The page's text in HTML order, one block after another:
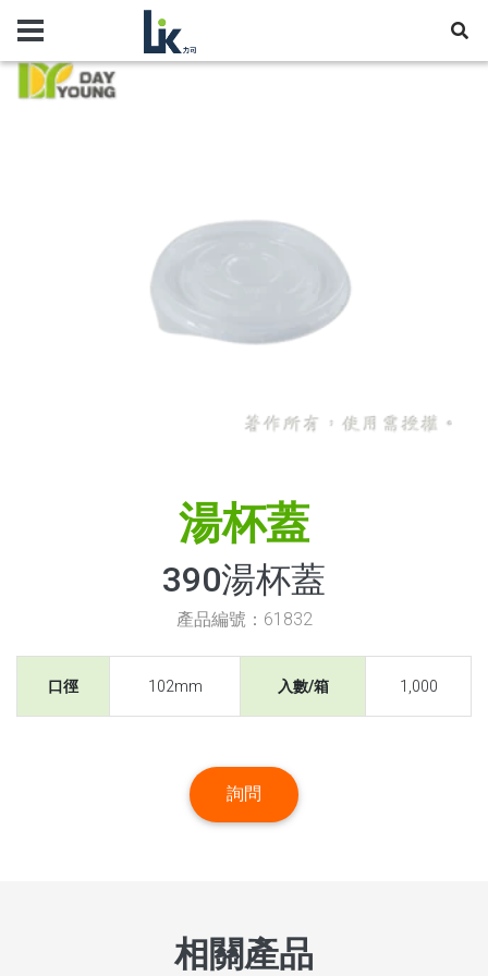
湯杯蓋
390湯杯蓋
產品編號：61832
口徑 102mm 入數/箱 1,000
詢問
相關產品